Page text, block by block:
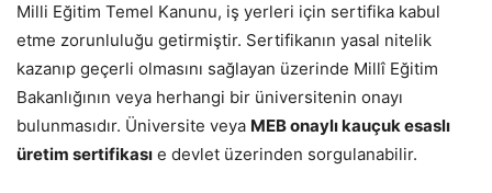
Milli Eğitim Temel Kanunu, iş yerleri için sertifika kabul
etme zorunluluğu getirmiştir. Sertifikanın yasal nitelik
kazanıp geçerli olmasını sağlayan üzerinde Millî Eğitim
Bakanlığının veya herhangi bir üniversitenin onayı
bulunmasıdır. Üniversite veya MEB onaylı kauçuk esaslı
üretim sertifikası e devlet üzerinden sorgulanabilir.